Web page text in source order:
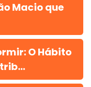
Macio que
O Hábito